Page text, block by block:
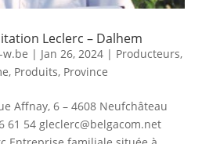
Leclerc – Dalhem
| Jan 26, 2024| Producteurs,
, Produits, Province
Affnay, 6 – 4608 Neufchâteau
61 54 gleclerc@belgacom.net